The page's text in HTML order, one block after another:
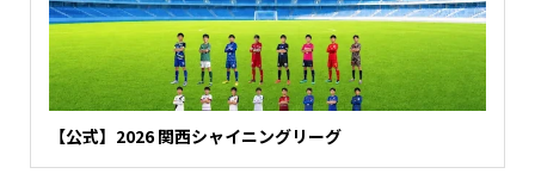
【公式】2026 関西シャイニングリーグ